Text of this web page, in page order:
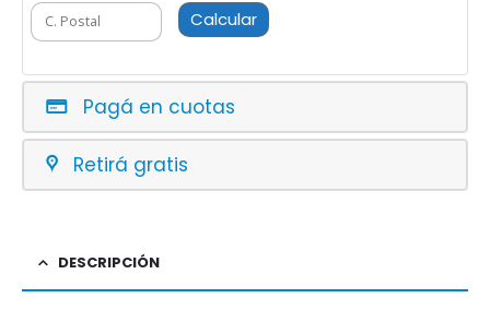
Calcular
Pagá en cuotas
Retirá gratis
DESCRIPCIÓN